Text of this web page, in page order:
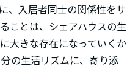
、入居者同士の関係性をサ
ことは、シェアハウスの生
大きな存在になっていくか
の生活リズムに、寄り添